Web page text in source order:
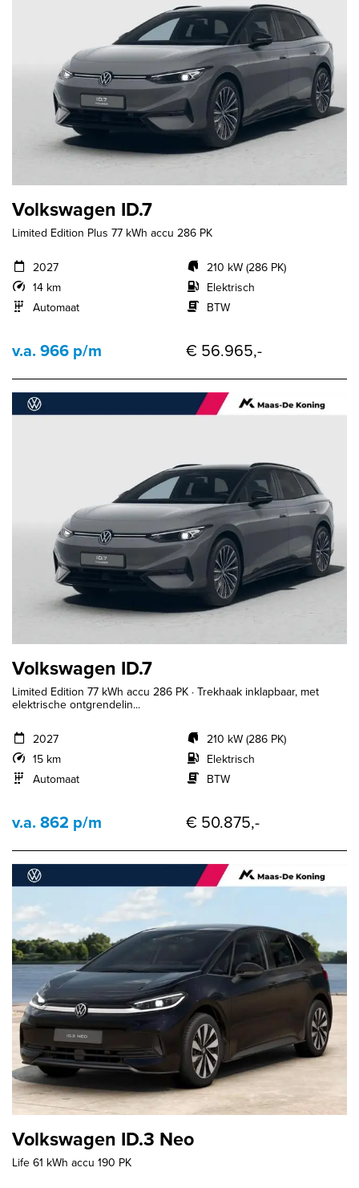
Volkswagen ID.7
Limited Edition Plus 77 kWh accu 286 PK
2027
14 km
Automaat
210 kW (286 PK)
Elektrisch
BTW
v.a. 966 p/m € 56.965,-
Volkswagen ID.7
Limited Edition 77 kWh accu 286 PK · Trekhaak inklapbaar, met
elektrische ontgrendelin...
2027
15 km
Automaat
210 kW (286 PK)
Elektrisch
BTW
v.a. 862 p/m € 50.875,-
Volkswagen ID.3 Neo
Life 61 kWh accu 190 PK